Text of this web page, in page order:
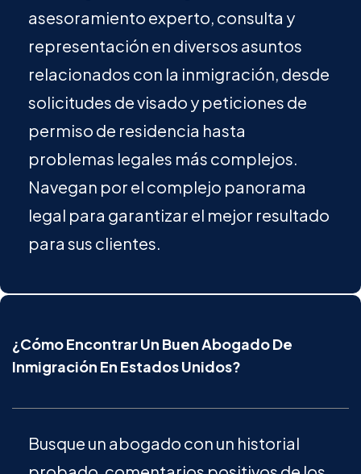
asesoramiento experto, consulta y
representación en diversos asuntos
relacionados con la inmigración, desde
solicitudes de visado y peticiones de
permiso de residencia hasta
problemas legales más complejos.
Navegan por el complejo panorama
legal para garantizar el mejor resultado
para sus clientes.
¿Cómo Encontrar Un Buen Abogado De
Inmigración En Estados Unidos?
Busque un abogado con un historial